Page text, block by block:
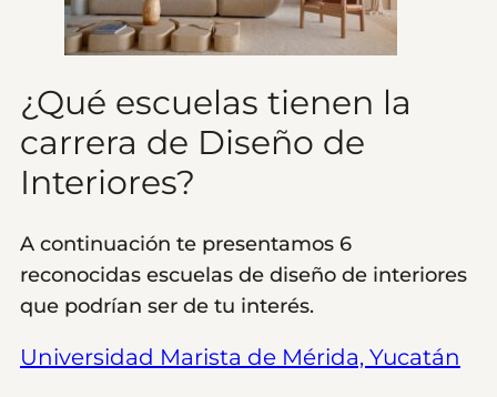
¿Qué escuelas tienen la
carrera de Diseño de
Interiores?
A continuación te presentamos 6
reconocidas escuelas de diseño de interiores
que podrían ser de tu interés.
Universidad Marista de Mérida, Yucatán